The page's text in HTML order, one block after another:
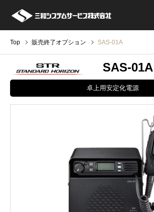
Top 販売終了オプション SAS-01A
SAS-01A
卓上用安定化電源